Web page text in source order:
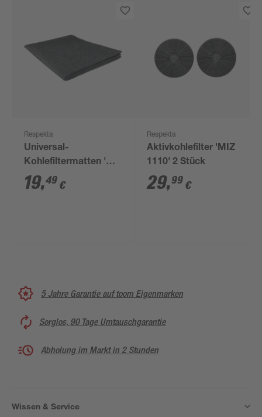
Respekta
Universal-
Kohlefiltermatten 'MI
150 KN' 2 Stück 27 x
40,7 cm
19,49 €
Respekta
Aktivkohlefilter 'MIZ
1110' 2 Stück
29,99 €
5 Jahre Garantie auf toom Eigenmarken
Sorglos, 90 Tage Umtauschgarantie
Abholung im Markt in 2 Stunden
Wissen & Service